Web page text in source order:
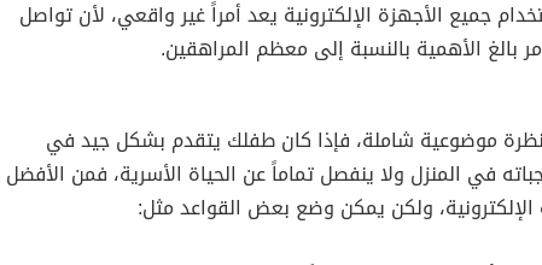
جميع الأجهزة الإلكترونية يعد أمراً غير واقعي، لأن تواصل
بالغ الأهمية بالنسبة إلى معظم المراهقين.
نظرة موضوعية شاملة، فإذا كان طفلك يتقدم بشكل جيد في
في المنزل ولا ينفصل تماماً عن الحياة الأسرية، فمن الأفضل
ولكن يمكن وضع بعض القواعد مثل: